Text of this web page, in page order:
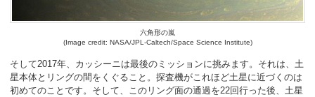
六角形の嵐
(Image credit: NASA/JPL-Caltech/Space Science Institute)
そして2017年、カッシーニは最後のミッションに挑みます。それは、土
星本体とリングの間をくぐること。探査機がこれほど土星に近づくのは
初めてのことです。そして、このリング面の通過を22回行った後、土星